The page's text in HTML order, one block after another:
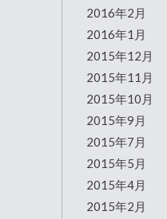
2016年2月
2016年1月
2015年12月
2015年11月
2015年10月
2015年9月
2015年7月
2015年5月
2015年4月
2015年2月